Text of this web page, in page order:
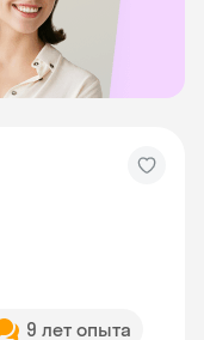
9 лет опыта